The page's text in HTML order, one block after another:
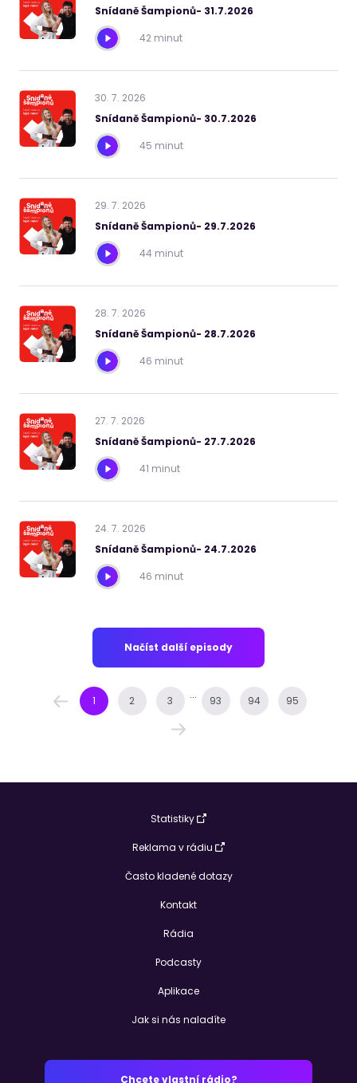
Snídaně Šampionů- 31.7.2026
42 minut
30. 7. 2026
Snídaně Šampionů- 30.7.2026
45 minut
29. 7. 2026
Snídaně Šampionů- 29.7.2026
44 minut
28. 7. 2026
Snídaně Šampionů- 28.7.2026
46 minut
27. 7. 2026
Snídaně Šampionů- 27.7.2026
41 minut
24. 7. 2026
Snídaně Šampionů- 24.7.2026
46 minut
Načíst další episody
1 2 3 ... 93 94 95
Statistiky
Reklama v rádiu
Často kladené dotazy
Kontakt
Rádia
Podcasty
Aplikace
Jak si nás naladíte
Chcete vlastní rádio?